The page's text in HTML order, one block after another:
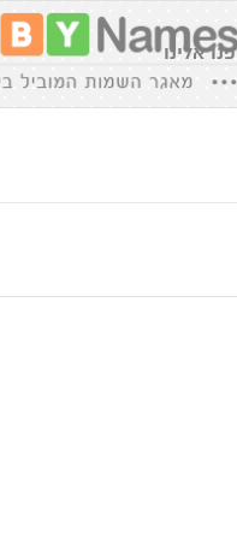
פנו אלינו